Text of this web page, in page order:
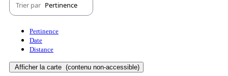
Trier par Pertinence
Pertinence
Date
Distance
Afficher la carte (contenu non-accessible)